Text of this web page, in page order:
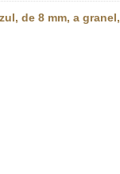
de 8 mm, a granel,